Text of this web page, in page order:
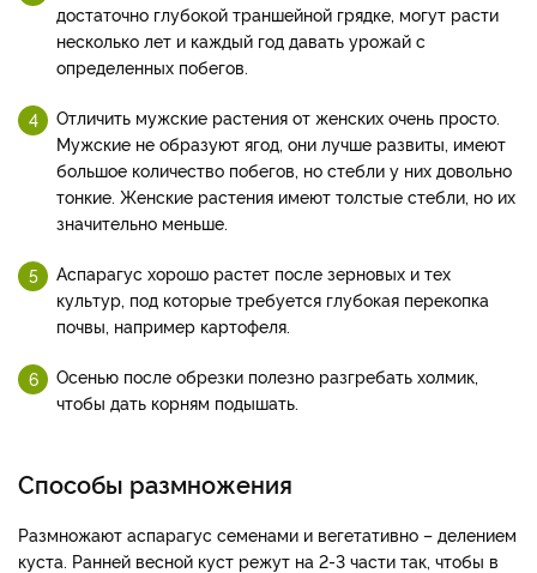
достаточно глубокой траншейной грядке, могут расти
несколько лет и каждый год давать урожай с
определенных побегов.
Отличить мужские растения от женских очень просто.
Мужские не образуют ягод, они лучше развиты, имеют
большое количество побегов, но стебли у них довольно
тонкие. Женские растения имеют толстые стебли, но их
значительно меньше.
Аспарагус хорошо растет после зерновых и тех
культур, под которые требуется глубокая перекопка
почвы, например картофеля.
Осенью после обрезки полезно разгребать холмик,
чтобы дать корням подышать.
Способы размножения
Размножают аспарагус семенами и вегетативно – делением
куста. Ранней весной куст режут на 2­-3 части так, чтобы в